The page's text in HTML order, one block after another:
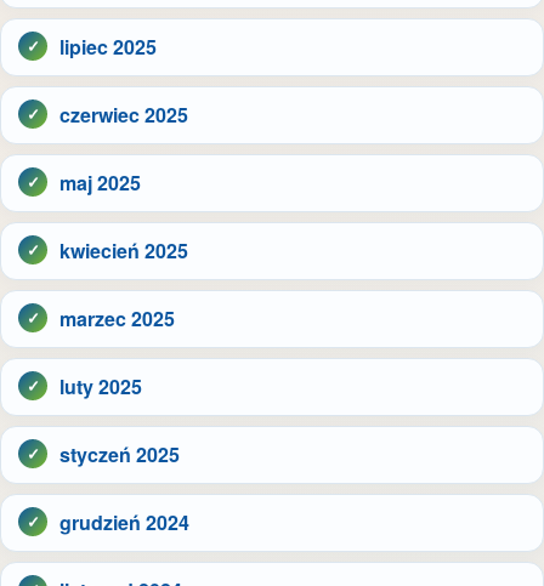
lipiec 2025
czerwiec 2025
maj 2025
kwiecień 2025
marzec 2025
luty 2025
styczeń 2025
grudzień 2024